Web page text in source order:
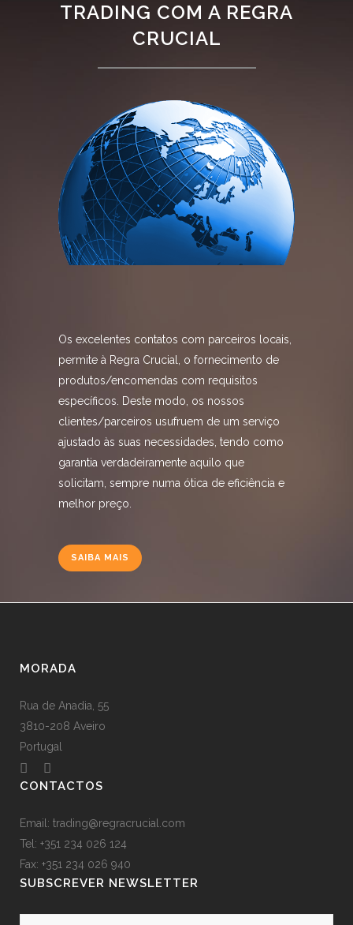
TRADING COM A REGRA
CRUCIAL
Os excelentes contatos com parceiros locais,
permite à Regra Crucial, o fornecimento de
produtos/encomendas com requisitos
específicos. Deste modo, os nossos
clientes/parceiros usufruem de um serviço
ajustado às suas necessidades, tendo como
garantia verdadeiramente aquilo que
solicitam, sempre numa ótica de eficiência e
melhor preço.
SAIBA MAIS
MORADA
Rua de Anadia, 55
3810-208 Aveiro
Portugal
CONTACTOS
Email: trading@regracrucial.com
Tel: +351 234 026 124
Fax: +351 234 026 940
SUBSCREVER NEWSLETTER